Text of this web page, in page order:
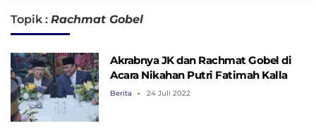
Topik : Rachmat Gobel
Akrabnya JK dan Rachmat Gobel di
Acara Nikahan Putri Fatimah Kalla
Berita 24 Juli 2022